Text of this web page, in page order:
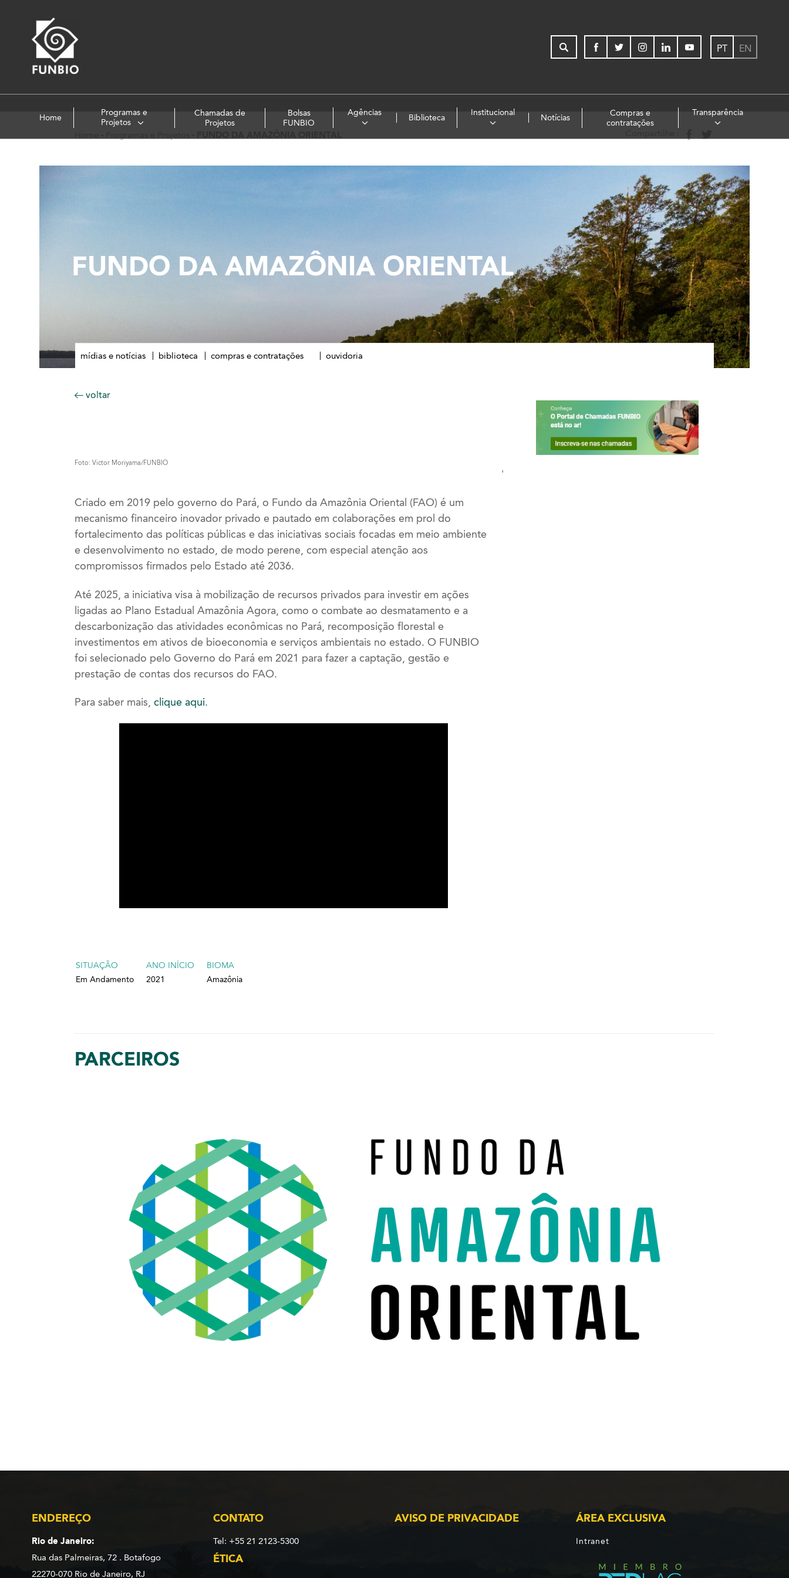
PT EN
Home
Programas e
Projetos
Chamadas de
Projetos
Bolsas
FUNBIO
Agências
Biblioteca
Institucional
Notícias
Compras e
contratações
Transparência
FUNDO DA AMAZÔNIA ORIENTAL
mídias e notícias biblioteca compras e contratações ouvidoria
voltar
Foto: Victor Moriyama/FUNBIO
Criado em 2019 pelo governo do Pará, o Fundo da Amazônia Oriental (FAO) é um
mecanismo financeiro inovador privado e pautado em colaborações em prol do
fortalecimento das políticas públicas e das iniciativas sociais focadas em meio ambiente
e desenvolvimento no estado, de modo perene, com especial atenção aos
compromissos firmados pelo Estado até 2036.
Até 2025, a iniciativa visa à mobilização de recursos privados para investir em ações
ligadas ao Plano Estadual Amazônia Agora, como o combate ao desmatamento e a
descarbonização das atividades econômicas no Pará, recomposição florestal e
investimentos em ativos de bioeconomia e serviços ambientais no estado. O FUNBIO
foi selecionado pelo Governo do Pará em 2021 para fazer a captação, gestão e
prestação de contas dos recursos do FAO.
Para saber mais, clique aqui.
'
SITUAÇÃO
Em Andamento
ANO INÍCIO
2021
BIOMA
Amazônia
PARCEIROS
ENDEREÇO
Rio de Janeiro:
Rua das Palmeiras, 72 . Botafogo
22270-070 Rio de Janeiro, RJ
CONTATO
Tel: +55 21 2123-5300
AVISO DE PRIVACIDADE ÁREA EXCLUSIVA
Intranet
ÉTICA